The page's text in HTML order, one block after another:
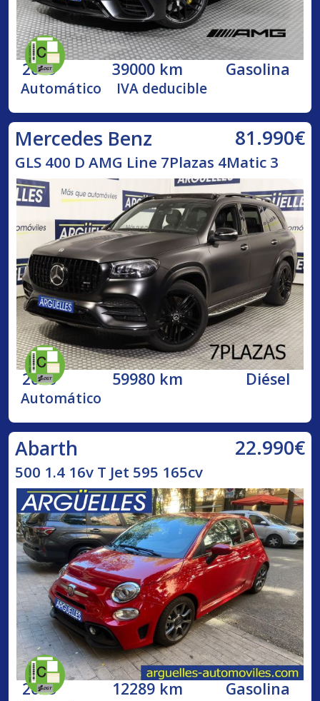
2019 39000 km Gasolina
Automático IVA deducible
Mercedes Benz 81.990€
GLS 400 D AMG Line 7Plazas 4Matic 3
2020 59980 km Diésel
Automático
Abarth 22.990€
500 1.4 16v T Jet 595 165cv
2023 12289 km Gasolina